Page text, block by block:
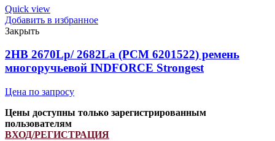
ремень
многоручьевой
INDFORCE
Strongest
quantity
Quick view
Добавить в избранное
Закрыть
2HB 2670Lp/ 2682La (PCM 6201522) ремень
многоручьевой INDFORCE Strongest
Цена по запросу
Цены доступны только зарегистрированным
пользователям
ВХОД/РЕГИСТРАЦИЯ